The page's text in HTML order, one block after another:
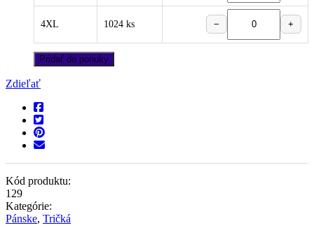
4XL 1024 ks − +
Pridať do ponuky
Zdieľať
Kód produktu:
129
Kategórie:
Pánske, Tričká